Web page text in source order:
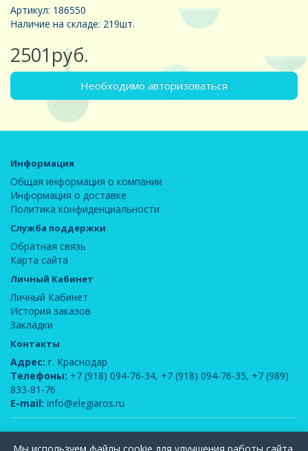
Артикул: 186550
Наличие на складе: 219шт.
2501руб.
Необходимо авторизоваться
Информация
Общая информация о компании
Информация о доставке
Политика конфиденциальности
Служба поддержки
Обратная связь
Карта сайта
Личный Кабинет
Личный Кабинет
История заказов
Закладки
Контакты
Адрес: г. Краснодар
Телефоны: +7 (918) 094-76-34, +7 (918) 094-76-35, +7 (989)
833-81-76
E-mail: info@elegiaros.ru
ООО "Новелла"© 2026
Вся информация, содержащаяся на данном сайте, является интеллектуальной